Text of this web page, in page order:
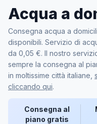
Acqua a
Consegna acqua a
disponibili. Servizio di
da 0,05 €. Il nostro
sempre la consegna al
in moltissime città italiane,
cliccando qui.
Consegna al
piano gratis